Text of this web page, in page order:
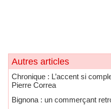
Autres articles
Chronique : L’accent si
Pierre Correa
Bignona : un commerçant